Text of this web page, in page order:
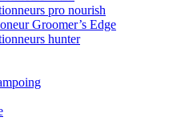
pro nourish
Groomer’s Edge
hunter